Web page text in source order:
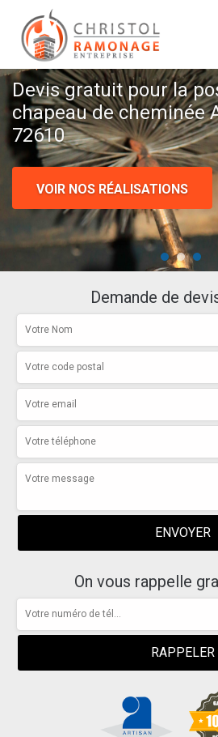
Devis gratuit pour la
chapeau de cheminée
72610
VOIR NOS RÉALISATIONS
Demande de
On vous rappelle